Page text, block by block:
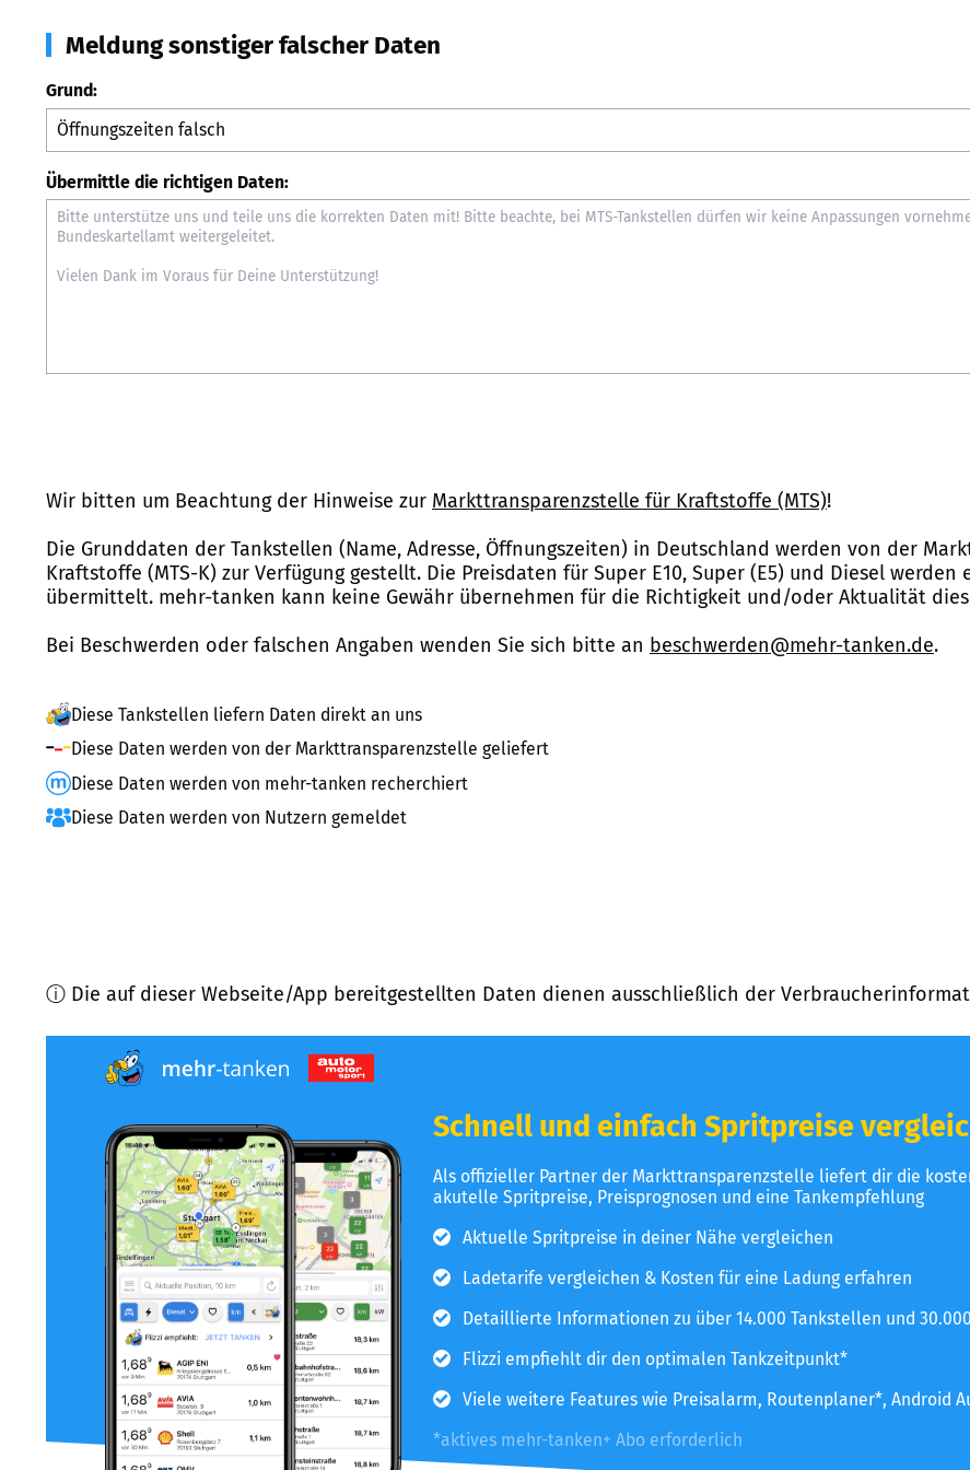
Meldung sonstiger falscher Daten
Grund:
Übermittle die richtigen Daten:
Wir bitten um Beachtung der Hinweise zur Markttransparenzstelle für Kraftstoffe (MTS)!
Die Grunddaten der Tankstellen (Name, Adresse, Öffnungszeiten) in Deutschland werden von der
Kraftstoffe (MTS-K) zur Verfügung gestellt. Die Preisdaten für Super E10, Super (E5) und Diesel
übermittelt. mehr-tanken kann keine Gewähr übernehmen für die Richtigkeit und/oder Aktualität
Bei Beschwerden oder falschen Angaben wenden Sie sich bitte an beschwerden@mehr-tanken.de.
Diese Tankstellen liefern Daten direkt an uns
Diese Daten werden von der Markttransparenzstelle geliefert
Diese Daten werden von mehr-tanken recherchiert
Diese Daten werden von Nutzern gemeldet
ⓘ Die auf dieser Webseite/App bereitgestellten Daten dienen ausschließlich der
Schnell und einfach Spritpreise
Als offizieller Partner der Markttransparenzstelle liefert dir die
akutelle Spritpreise, Preisprognosen und eine Tankempfehlung
Aktuelle Spritpreise in deiner Nähe vergleichen
Ladetarife vergleichen & Kosten für eine Ladung erfahren
Detaillierte Informationen zu über 14.000 Tankstellen und
Flizzi empfiehlt dir den optimalen Tankzeitpunkt*
Viele weitere Features wie Preisalarm, Routenplaner*, Android
*aktives mehr-tanken+ Abo erforderlich